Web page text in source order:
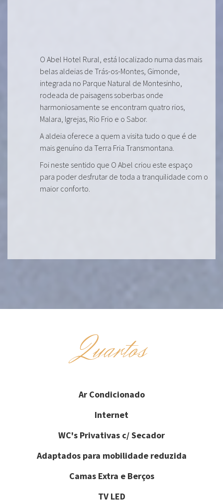
O Abel Hotel Rural, está localizado numa das mais
belas aldeias de Trás-os-Montes, Gimonde,
integrada no Parque Natural de Montesinho,
rodeada de paisagens soberbas onde
harmoniosamente se encontram quatro rios,
Malara, Igrejas, Rio Frio e o Sabor.
A aldeia oferece a quem a visita tudo o que é de
mais genuíno da Terra Fria Transmontana.
Foi neste sentido que O Abel criou este espaço
para poder desfrutar de toda a tranquilidade com o
maior conforto.
Quartos
Ar Condicionado
Internet
WC's Privativas c/ Secador
Adaptados para mobilidade reduzida
Camas Extra e Berços
TV LED